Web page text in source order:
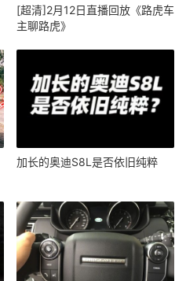
[超清]2月12日直播回放《路虎车
主聊路虎》
加长的奥迪S8L是否依旧纯粹